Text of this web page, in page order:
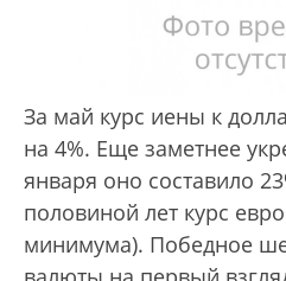
За май курс иены к
на 4%. Еще заметнее
января оно составило
половиной лет курс
минимума). Победное